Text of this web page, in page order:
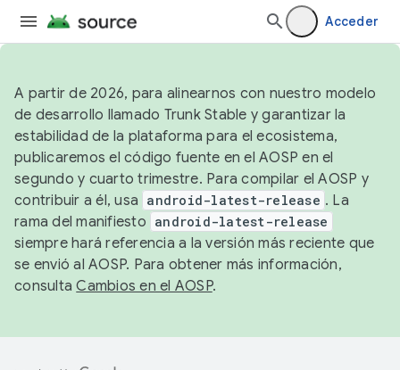
Acceder
A partir de 2026, para alinearnos con nuestro modelo
de desarrollo llamado Trunk Stable y garantizar la
estabilidad de la plataforma para el ecosistema,
publicaremos el código fuente en el AOSP en el
segundo y cuarto trimestre. Para compilar el AOSP y
contribuir a él, usa android-latest-release . La
rama del manifiesto android-latest-release
siempre hará referencia a la versión más reciente que
se envió al AOSP. Para obtener más información,
consultaCambios en el AOSP.